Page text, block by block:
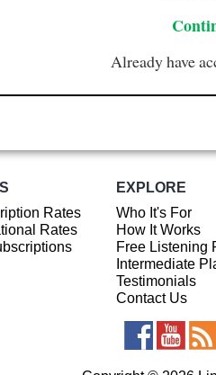
Already have
Rates
Rates
EXPLORE
Who It's For
How It Works
Free Listening
Intermediate
Testimonials
Contact Us